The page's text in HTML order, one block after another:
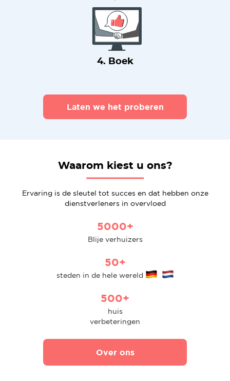
4. Boek
Laten we het proberen
Waarom kiest u ons?
Ervaring is de sleutel tot succes en dat hebben onze
dienstverleners in overvloed
5000+
Blije verhuizers
50+
steden in de hele wereld
500+
huis
verbeteringen
Over ons